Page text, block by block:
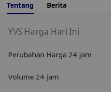
Tentang Berita
YVS Harga Hari Ini
Perubahan Harga 24 jam
Volume 24 jam